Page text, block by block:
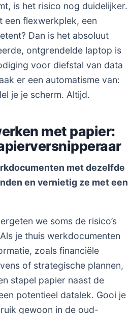
is het risico nog duidelijker.
een flexwerkplek, een
Dan is het absoluut
ontgrendelde laptop is
voor diefstal van data
er een automatisme van:
je je scherm. Altijd.
met papier:
met dezelfde
en vernietig ze met een
we soms de risico’s
je thuis werkdocumenten
zoals financiële
of strategische plannen,
stapel papier naast de
potentieel datalek. Gooi je
gewoon in de oud-